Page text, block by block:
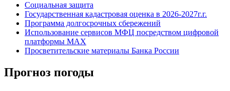
Социальная защита
Государственная кадастровая оценка в 2026-2027г.г.
Программа долгосрочных сбережений
Использование сервисов МФЦ посредством цифровой
платформы MAX
Просветительские материалы Банка России
Прогноз погоды